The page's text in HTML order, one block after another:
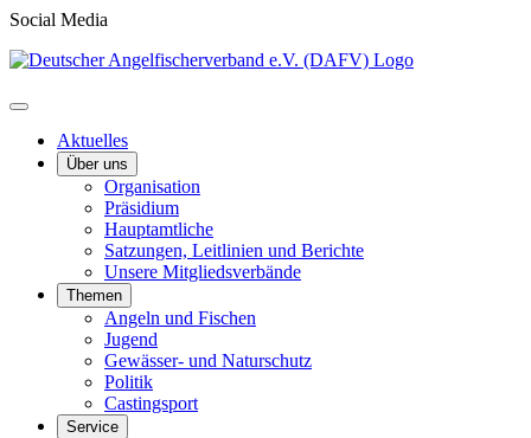
Social Media
Aktuelles
Über uns
Organisation
Präsidium
Hauptamtliche
Satzungen, Leitlinien und Berichte
Unsere Mitgliedsverbände
Themen
Angeln und Fischen
Jugend
Gewässer- und Naturschutz
Politik
Castingsport
Service